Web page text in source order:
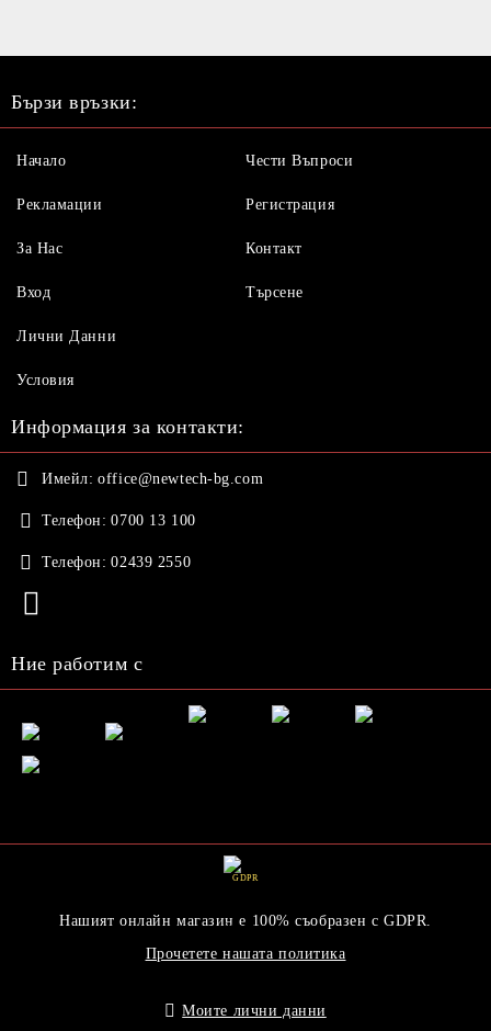
Бързи връзки:
Начало
Рекламации
За Нас
Вход
Чести Въпроси
Регистрация
Контакт
Търсене
Лични Данни
Условия
Информация за контакти:
Имейл: office@newtech-bg.com
Телефон: 0700 13 100
Телефон: 02439 2550
Ние работим с
GDPR
Нашият онлайн магазин е 100% съобразен с GDPR.
Прочетете нашата политика
Моите лични данни